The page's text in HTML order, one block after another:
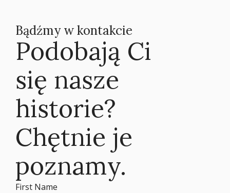
Bądźmy w kontakcie
Podobają Ci
się nasze
historie?
Chętnie je
poznamy.
First Name